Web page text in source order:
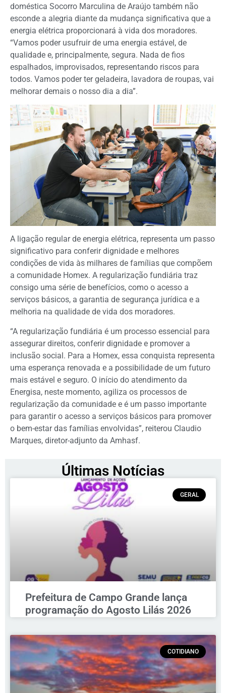
doméstica Socorro Marculina de Araújo também não
esconde a alegria diante da mudança significativa que a
energia elétrica proporcionará à vida dos moradores.
“Vamos poder usufruir de uma energia estável, de
qualidade e, principalmente, segura. Nada de fios
espalhados, improvisados, representando riscos para
todos. Vamos poder ter geladeira, lavadora de roupas, vai
melhorar demais o nosso dia a dia”.
A ligação regular de energia elétrica, representa um passo
significativo para conferir dignidade e melhores
condições de vida às milhares de famílias que compõem
a comunidade Homex. A regularização fundiária traz
consigo uma série de benefícios, como o acesso a
serviços básicos, a garantia de segurança jurídica e a
melhoria na qualidade de vida dos moradores.
“A regularização fundiária é um processo essencial para
assegurar direitos, conferir dignidade e promover a
inclusão social. Para a Homex, essa conquista representa
uma esperança renovada e a possibilidade de um futuro
mais estável e seguro. O início do atendimento da
Energisa, neste momento, agiliza os processos de
regularização da comunidade e é um passo importante
para garantir o acesso a serviços básicos para promover
o bem-estar das famílias envolvidas”, reiterou Claudio
Marques, diretor-adjunto da Amhasf.
Últimas Notícias
GERAL
Prefeitura de Campo Grande lança
programação do Agosto Lilás 2026
COTIDIANO